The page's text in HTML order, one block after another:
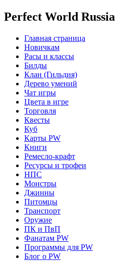
Perfect World Russia
Главная страница
Новичкам
Расы и классы
Билды
Клан (Гильдия)
Дерево умений
Чат игры
Цвета в игре
Торговля
Квесты
Куб
Карты PW
Книги
Ремесло-крафт
Ресурсы и трофеи
НПС
Монстры
Джинны
Питомцы
Транспорт
Оружие
ПК и ПвП
Фанатам PW
Программы для PW
Блог о PW